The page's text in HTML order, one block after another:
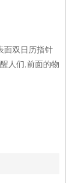
面双日历指针
人们,前面的物